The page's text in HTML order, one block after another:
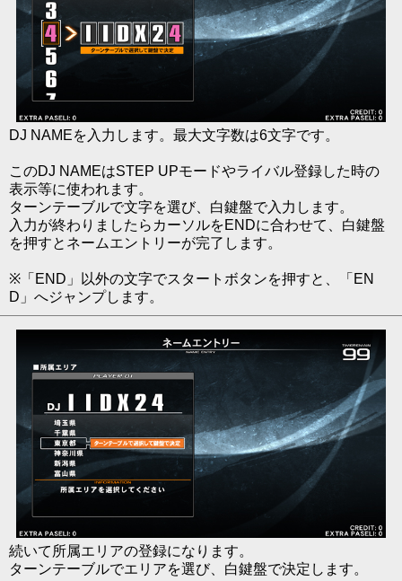
DJ NAMEを入力します。最大文字数は6文字です。
このDJ NAMEはSTEP UPモードやライバル登録した時の
表示等に使われます。
ターンテーブルで文字を選び、白鍵盤で入力します。
入力が終わりましたらカーソルをENDに合わせて、白鍵盤
を押すとネームエントリーが完了します。
※「END」以外の文字でスタートボタンを押すと、「EN
D」へジャンプします。
続いて所属エリアの登録になります。
ターンテーブルでエリアを選び、白鍵盤で決定します。